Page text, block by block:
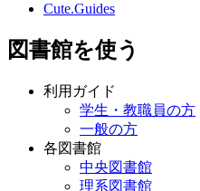
Cute.Guides
図書館を使う
利用ガイド
学生・教職員の方
一般の方
各図書館
中央図書館
理系図書館